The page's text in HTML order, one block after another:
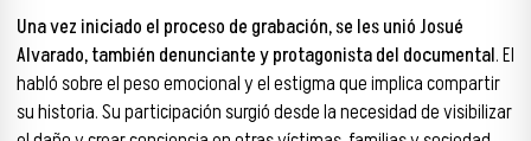
Una vez iniciado el proceso de grabación, se les unió Josué
Alvarado, también denunciante y protagonista del documental. El
habló sobre el peso emocional y el estigma que implica compartir
su historia. Su participación surgió desde la necesidad de visibilizar